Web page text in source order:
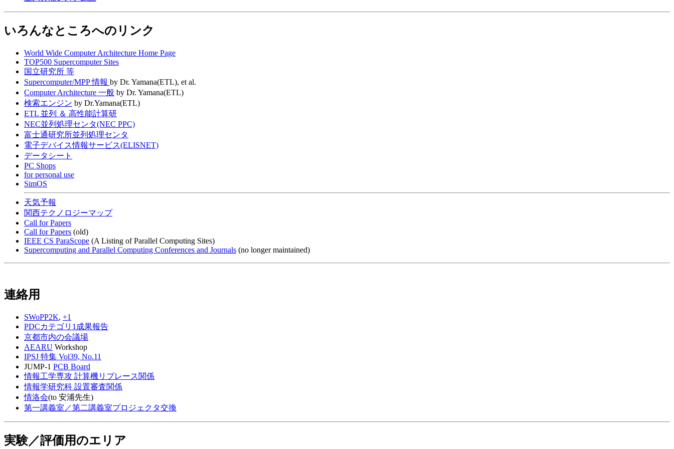
いろんなところへのリンク
World Wide Computer Architecture Home Page
TOP500 Supercomputer Sites
国立研究所 等
Supercomputer/MPP 情報 by Dr. Yamana(ETL), et al.
Computer Architecture 一般 by Dr. Yamana(ETL)
検索エンジン by Dr.Yamana(ETL)
ETL 並列 ＆ 高性能計算研
NEC並列処理センタ(NEC PPC)
富士通研究所並列処理センタ
電子デバイス情報サービス(ELISNET)
データシート
PC Shops
for personal use
SimOS
天気予報
関西テクノロジーマップ
Call for Papers
Call for Papers (old)
IEEE CS ParaScope (A Listing of Parallel Computing Sites)
Supercomputing and Parallel Computing Conferences and Journals (no longer maintained)
連絡用
SWoPP2K, +1
PDCカテゴリ1成果報告
京都市内の会議場
AEARU Workshop
IPSJ 特集 Vol39, No.11
JUMP-1 PCB Board
情報工学専攻 計算機リプレース関係
情報学研究科 設置審査関係
情洛会(to 安浦先生)
第一講義室／第二講義室プロジェクタ交換
実験／評価用のエリア